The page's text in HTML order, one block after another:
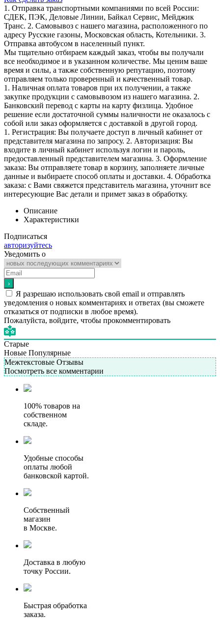
1. Отправка транспортными компаниями по всей России:
СДЕК, ПЭК, Деловые Линии, Байкал Сервис, Мейджик
Транс. 2. Самовывоз с нашего магазина, расположенного по
адресу Русские газоны, Московская область, Котельники. 3.
Отправка автобусом в населенный пункт.
Мы тщательно отбираем каждый заказ, чтобы вы получали
все необходимое и в указанном количестве. Мы ценим ваше
время и силы, а также собственную репутацию, поэтому
отправляем только проверенный и качественный товар.
1. Наличная оплата товаров при их получении, а также
закупке продукции с самовывозом из нашего магазина. 2.
Банковский перевод с карты на карту физлица. Удобное
решение если достаточной суммы наличности не оказалось с
собой или заказ оформляется с доставкой в другой город.
1. Регистрация: Вы получаете доступ в личный кабинет от
представителя магазина по запросу. 2. Авторизация: Вы
входите в личный кабинет используя логин и пароль,
предоставленный представителем магазина. 3. Оформление
заказа: Вы отправляете товар в корзину, заполняете личные
данные и выбираете способ оплаты и доставки. 4. Обработка
заказа: с Вами свяжется представитель магазина, уточнит все
интересующие Вас детали и примет заказ в обработку.
Описание
Характеристики
Подписаться
авторизуйтесь
Уведомить о
Я разрешаю использовать свой email и отправлять
уведомления о новых комментариях и ответах (вы cможете
отказаться от подписки в любое время).
Пожалуйста, войдите, чтобы прокомментировать
Старые
Новые Популярные
Межтекстовые Отзывы
Посмотреть все комментарии
100% товаров на
собственном
складе.
Удобные способы
оплаты любой
банковской картой.
Собственный
магазин
в Москве.
Доставка в любую
точку России.
Быстрая обработка
заказа.